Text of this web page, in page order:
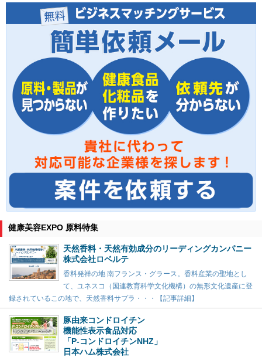
健康美容EXPO 原料特集
天然香料・天然有効成分のリーディングカンパニー
株式会社ロベルテ
香料発祥の地 南フランス・グラース。香料産業の聖地とし
て、ユネスコ（国連教育科学文化機構）の無形文化遺産に登
録されているこの地で、天然香料サプラ・・・【記事詳細】
豚由来コンドロイチン
機能性表示食品対応
「P-コンドロイチンNHZ」
日本ハム株式会社